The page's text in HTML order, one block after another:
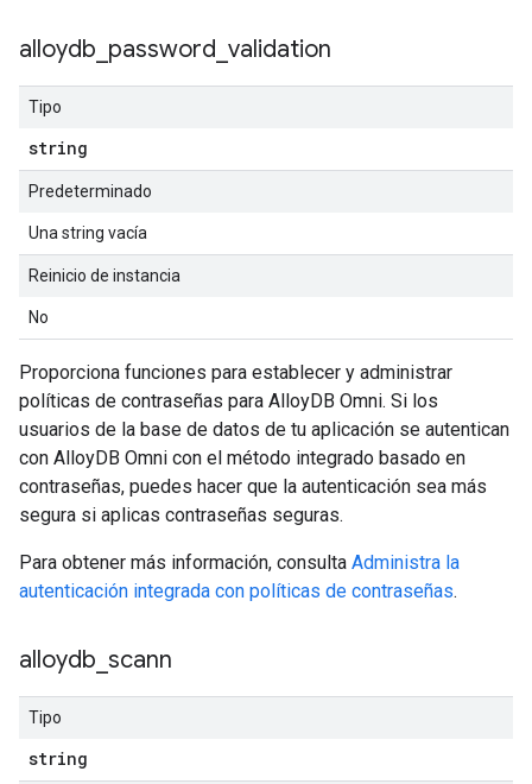
alloydb password validation
Tipo
string
Predeterminado
Una string vacía
Reinicio de instancia
No
Proporciona funciones para establecer y administrar
políticas de contraseñas para AlloyDB Omni. Si los
usuarios de la base de datos de tu aplicación se autentican
con AlloyDB Omni con el método integrado basado en
contraseñas, puedes hacer que la autenticación sea más
segura si aplicas contraseñas seguras.
Para obtener más información, consulta Administra la
autenticación integrada con políticas de contraseñas.
alloydb scann
Tipo
string